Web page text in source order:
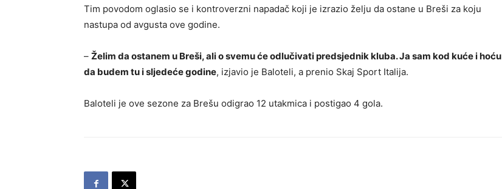
Tim povodom oglasio se i kontroverzni napadač koji je izrazio želju da ostane u Breši za koju
nastupa od avgusta ove godine.
– Želim da ostanem u Breši, ali o svemu će odlučivati predsjednik kluba. Ja sam kod kuće i hoću
da budem tu i sljedeće godine, izjavio je Baloteli, a prenio Skaj Sport Italija.
Baloteli je ove sezone za Brešu odigrao 12 utakmica i postigao 4 gola.